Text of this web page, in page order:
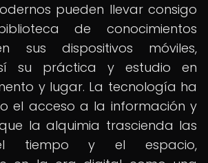
pueden llevar consigo
de conocimientos
sus dispositivos móviles,
su práctica y estudio en
y lugar. La tecnología ha
el acceso a la información y
la alquimia trascienda las
tiempo y el espacio,